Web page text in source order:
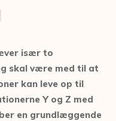
især to
skal være med til at
kan leve op til
Y og Z med
en grundlæggende